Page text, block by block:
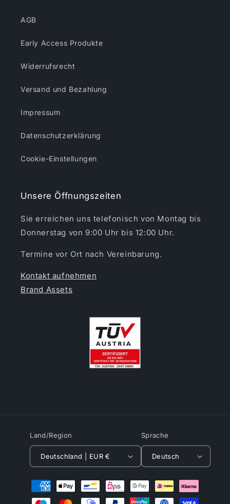
AGB
Early Access Produkte
Widerrufsrecht
Versand und Bezahlung
Impressum
Datenschutzerklärung
Cookie-Einstellungen
Unsere Öffnungszeiten
Sie erreichen uns telefonisch von Montag bis
Donnerstag von 9:00 Uhr bis 12:00 Uhr.
Termine vor Ort nach Vereinbarung.
Kontakt aufnehmen
Brand Assets
Land/Region
Deutschland | EUR €
Sprache
Deutsch
Zahlungsmethoden